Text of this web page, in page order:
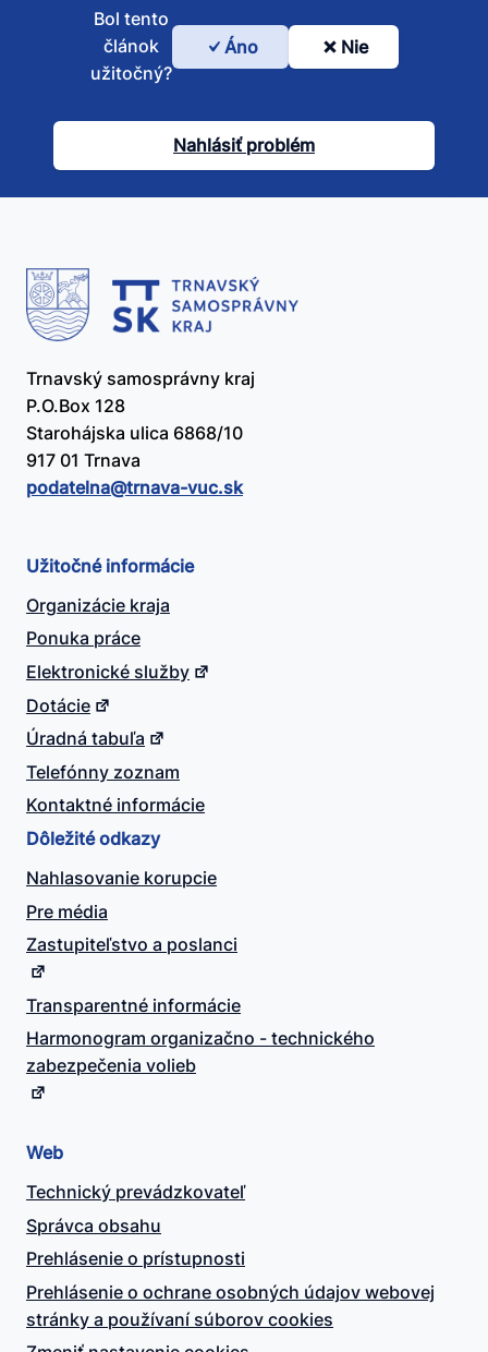
Bol
článok
užitočný?
Bol tento
článok
užitočný?
Áno Nie
Nahlásiť problém
Trnavský samosprávny kraj
P.O.Box 128
Starohájska ulica 6868/10
917 01 Trnava
podatelna@​trnava-vuc.sk
Užitočné informácie
Organizácie kraja
Ponuka práce
Elektronické služby
Dotácie
Úradná tabuľa
Telefónny zoznam
Kontaktné informácie
Dôležité odkazy
Nahlasovanie korupcie
Pre média
Zastupiteľstvo a poslanci
Transparentné informácie
Harmonogram organizačno - technického
zabezpečenia volieb
Web
Technický prevádzkovateľ
Správca obsahu
Prehlásenie o prístupnosti
Prehlásenie o ochrane osobných údajov webovej
stránky a používaní súborov cookies